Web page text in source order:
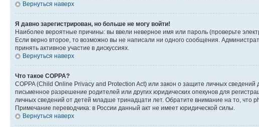
Вернуться наверх
Я давно зарегистрирован, но больше не могу войти!
Наиболее вероятные причины: вы ввели неверное имя или пароль (проверьте
Если верно второе, то возможно вы не написали ни одного сообщения.
принять активное участие в дискуссиях.
Вернуться наверх
Что такое COPPA?
COPPA (Child Online Privacy and Protection Act) или закон о защите личных
письменное разрешение родителей или других юридических опекунов для
личных сведений от детей младше тринадцати лет. Обратите внимание на то,
Примечание переводчика: в России данный акт не имеет юридической силы.
Вернуться наверх